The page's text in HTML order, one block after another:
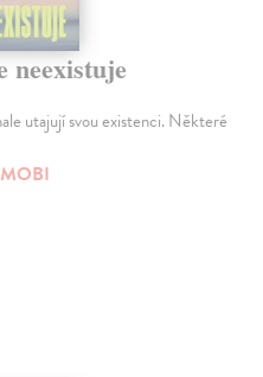
neexistuje
utajují svou existenci. Některé
MOBI